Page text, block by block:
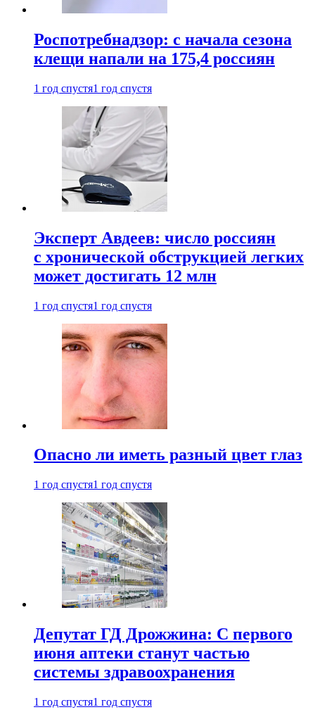
Роспотребнадзор: с начала сезона
клещи напали на 175,4 россиян
1 год спустя1 год спустя
Эксперт Авдеев: число россиян
с хронической обструкцией легких
может достигать 12 млн
1 год спустя1 год спустя
Опасно ли иметь разный цвет глаз
1 год спустя1 год спустя
Депутат ГД Дрожжина: С первого
июня аптеки станут частью
системы здравоохранения
1 год спустя1 год спустя